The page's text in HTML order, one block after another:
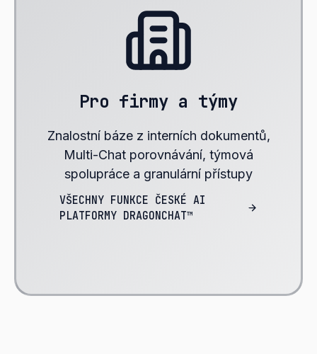
Pro firmy a týmy
Znalostní báze z interních dokumentů,
Multi-Chat porovnávání, týmová
spolupráce a granulární přístupy
VŠECHNY FUNKCE ČESKÉ AI
PLATFORMY DRAGONCHAT™